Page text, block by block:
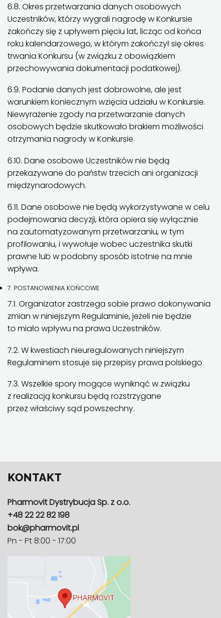
6.8. Okres przetwarzania danych osobowych
Uczestników, którzy wygrali nagrodę w Konkursie
zakończy się z upływem pięciu lat, licząc od końca
roku kalendarzowego, w którym zakończył się okres
trwania Konkursu (w związku z obowiązkiem
przechowywania dokumentacji podatkowej).
6.9. Podanie danych jest dobrowolne, ale jest
warunkiem koniecznym wzięcia udziału w Konkursie.
Niewyrażenie zgody na przetwarzanie danych
osobowych będzie skutkowało brakiem możliwości
otrzymania nagrody w Konkursie.
6.10. Dane osobowe Uczestników nie będą
przekazywane do państw trzecich ani organizacji
międzynarodowych.
6.11. Dane osobowe nie będą wykorzystywane w celu
podejmowania decyzji, która opiera się wyłącznie
na zautomatyzowanym przetwarzaniu, w tym
profilowaniu, i wywołuje wobec uczestnika skutki
prawne lub w podobny sposób istotnie na mnie
wpływa.
7. POSTANOWIENIA KOŃCOWE
7.1. Organizator zastrzega sobie prawo dokonywania
zmian w niniejszym Regulaminie, jeżeli nie będzie
to miało wpływu na prawa Uczestników.
7.2. W kwestiach nieuregulowanych niniejszym
Regulaminem stosuje się przepisy prawa polskiego.
7.3. Wszelkie spory mogące wyniknąć w związku
z realizacją konkursu będą rozstrzygane
przez właściwy sąd powszechny.
KONTAKT
Pharmovit Dystrybucja Sp. z o.o.
+48 22 22 82 198
bok@pharmovit.pl
Pn - Pt 8:00 - 17:00